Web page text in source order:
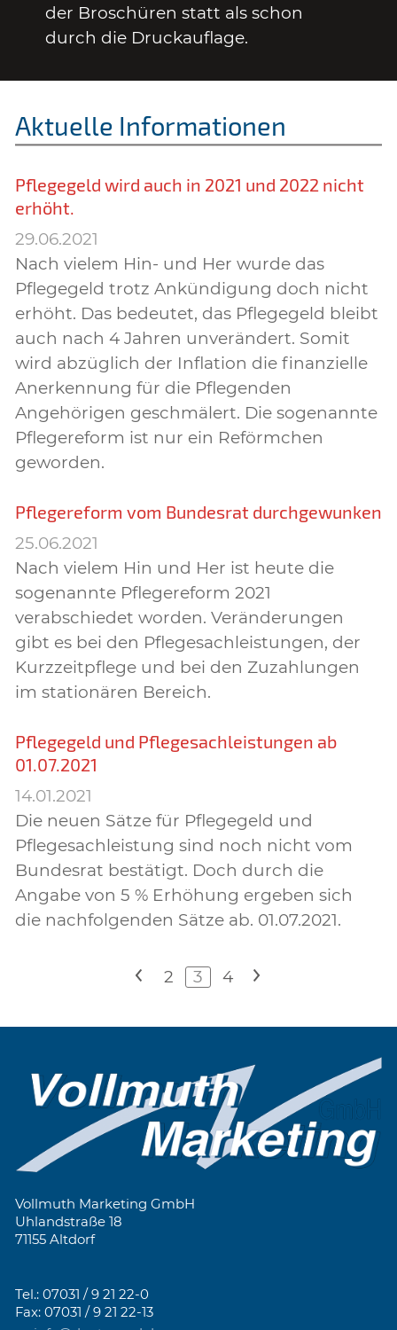
der Broschüren statt als schon
durch die Druckauflage.
Aktuelle Informationen
Pflegegeld wird auch in 2021 und 2022 nicht
erhöht.
29.06.2021
Nach vielem Hin- und Her wurde das
Pflegegeld trotz Ankündigung doch nicht
erhöht. Das bedeutet, das Pflegegeld bleibt
auch nach 4 Jahren unverändert. Somit
wird abzüglich der Inflation die finanzielle
Anerkennung für die Pflegenden
Angehörigen geschmälert. Die sogenannte
Pflegereform ist nur ein Reförmchen
geworden.
Pflegereform vom Bundesrat durchgewunken
25.06.2021
Nach vielem Hin und Her ist heute die
sogenannte Pflegereform 2021
verabschiedet worden. Veränderungen
gibt es bei den Pflegesachleistungen, der
Kurzzeitpflege und bei den Zuzahlungen
im stationären Bereich.
Pflegegeld und Pflegesachleistungen ab
01.07.2021
14.01.2021
Die neuen Sätze für Pflegegeld und
Pflegesachleistung sind noch nicht vom
Bundesrat bestätigt. Doch durch die
Angabe von 5 % Erhöhung ergeben sich
die nachfolgenden Sätze ab. 01.07.2021.
< 2 3 4 >
Vollmuth Marketing GmbH
Uhlandstraße 18
71155 Altdorf
Tel.: 07031 / 9 21 22-0
Fax: 07031 / 9 21 22-13